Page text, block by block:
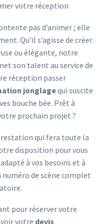
votre réception
pas d’animer ; elle
Qu’il s’agisse de créer
ou élégante, notre
son talent au service de
réception passer
jonglagequi suscite
bouche bée. Prêt à
prochain projet ?
qui fera toute la
disposition pour vous
à vos besoins et à
numéro de scène complet
pour réserver votre
votre devis